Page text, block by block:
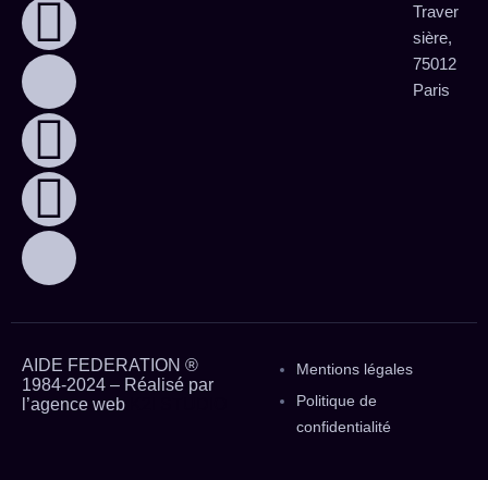
Traver
sière,
75012
Paris
AIDE FEDERATION ®
1984-2024 – Réalisé par
l’agence web
Mentions légales
Politique de
confidentialité